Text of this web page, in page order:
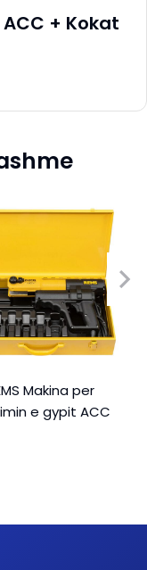
ACC + Kokat
Makina per
e gypit ACC